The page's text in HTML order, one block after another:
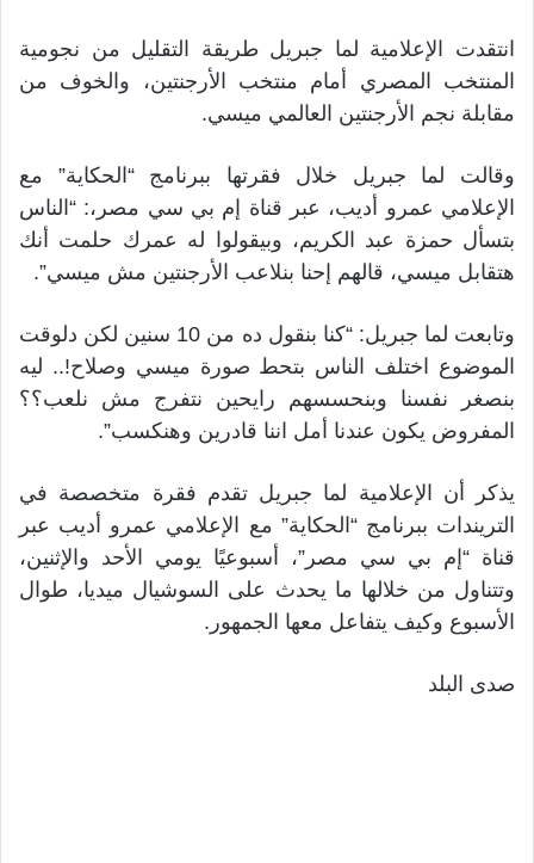
انتقدت الإعلامية لما جبريل طريقة التقليل من نجومية
المنتخب المصري أمام منتخب الأرجنتين، والخوف من
مقابلة نجم الأرجنتين العالمي ميسي.
وقالت لما جبريل خلال فقرتها ببرنامج “الحكاية” مع
الإعلامي عمرو أديب، عبر قناة إم بي سي مصر،: “الناس
بتسأل حمزة عبد الكريم، وبيقولوا له عمرك حلمت أنك
هتقابل ميسي، قالهم إحنا بنلاعب الأرجنتين مش ميسي”.
وتابعت لما جبريل: “كنا بنقول ده من 10 سنين لكن دلوقت
الموضوع اختلف الناس بتحط صورة ميسي وصلاح!.. ليه
بنصغر نفسنا وبنحسسهم رايحين نتفرج مش نلعب؟؟
المفروض يكون عندنا أمل اننا قادرين وهنكسب”.
يذكر أن الإعلامية لما جبريل تقدم فقرة متخصصة في
التريندات ببرنامج “الحكاية” مع الإعلامي عمرو أديب عبر
قناة “إم بي سي مصر”، أسبوعيًا يومي الأحد والإثنين،
وتتناول من خلالها ما يحدث على السوشيال ميديا، طوال
الأسبوع وكيف يتفاعل معها الجمهور.
صدى البلد